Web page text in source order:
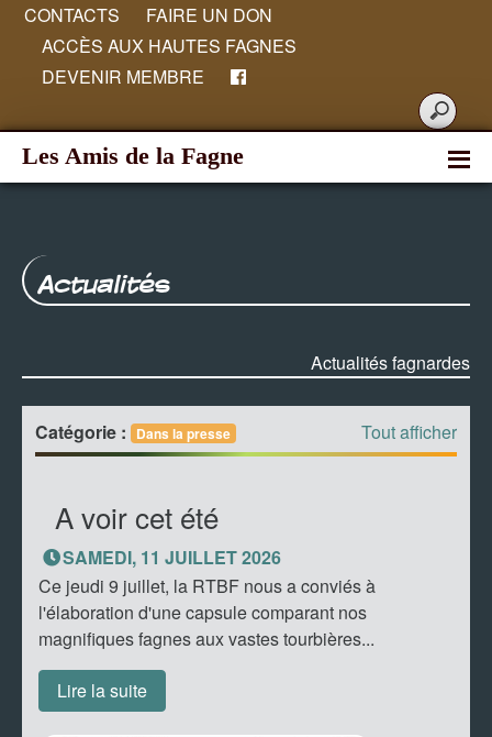
CONTACTS
FAIRE UN DON
ACCÈS AUX HAUTES FAGNES
DEVENIR MEMBRE
Les Amis de la Fagne
Actualités
Actualités fagnardes
Catégorie : Dans la presse Tout afficher
A voir cet été
SAMEDI, 11 JUILLET 2026
Ce jeudi 9 juillet, la RTBF nous a conviés à
l'élaboration d'une capsule comparant nos
magnifiques fagnes aux vastes tourbières...
Lire la suite